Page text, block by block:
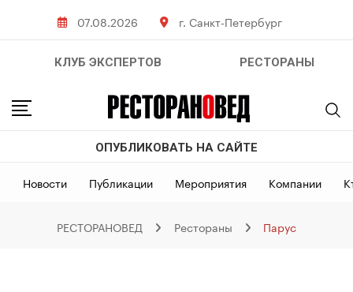
07.08.2026 г. Санкт-Петербург
КЛУБ ЭКСПЕРТОВ РЕСТОРАНЫ
ОПУБЛИКОВАТЬ НА САЙТЕ
Новости Публикации Мероприятия Компании
РЕСТОРАНОВЕД Рестораны Парус